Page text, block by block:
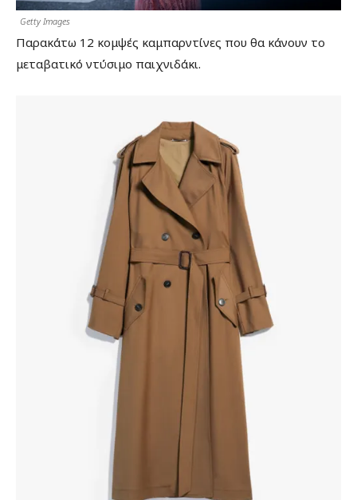
Getty Images
Παρακάτω 12 κομψές καμπαρντίνες που θα κάνουν το
μεταβατικό ντύσιμο παιχνιδάκι.